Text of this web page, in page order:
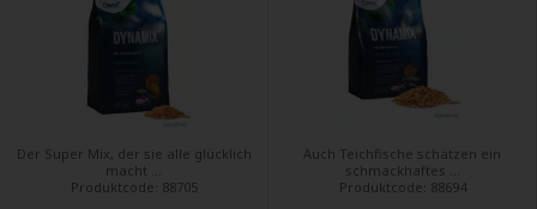
Der Super Mix, der sie alle glücklich
macht ...
Produktcode: 88705
Auch Teichfische schätzen ein
schmackhaftes ...
Produktcode: 88694